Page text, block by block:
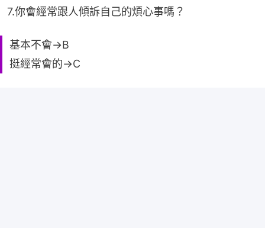
7.你會經常跟人傾訴自己的煩心事嗎？
基本不會→B
挺經常會的→C